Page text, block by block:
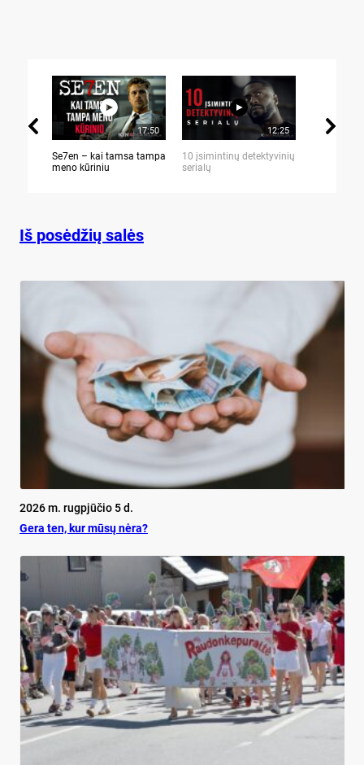
17:50
Se7en – kai tamsa tampa
meno kūriniu
12:25
10 įsimintinų detektyvinių
serialų
Iš posėdžių salės
2026 m. rugpjūčio 5 d.
Ge­ra ten, kur mū­sų nė­ra?